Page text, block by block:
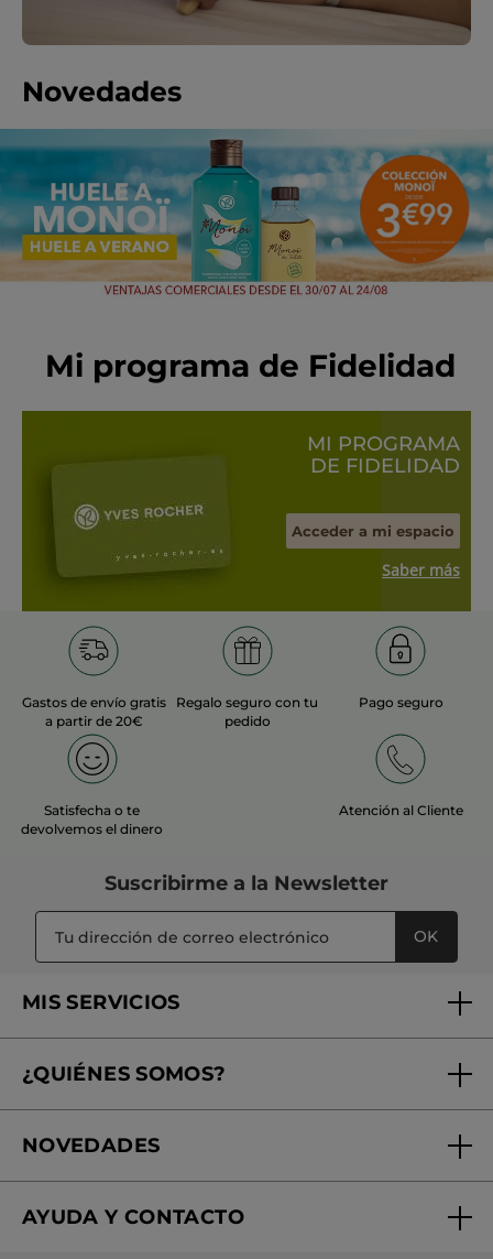
Novedades
Mi programa de Fidelidad
MI PROGRAMA
DE FIDELIDAD
Acceder a mi espacio
Saber más
Gastos de envío gratis
a partir de 20€
Regalo seguro con tu
pedido
Pago seguro
Satisfecha o te
devolvemos el dinero
Atención al Cliente
Suscribirme a la Newsletter
OK
MIS SERVICIOS
Tratamientos de Belleza
Mi club Yves Rocher
¿QUIÉNES SOMOS?
¿Quiénes somos?
Nuestros compromisos
NOVEDADES
Rebajas
AYUDA Y CONTACTO